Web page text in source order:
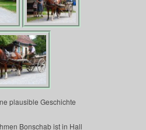
plausible Geschichte
Bonschab ist in Hall